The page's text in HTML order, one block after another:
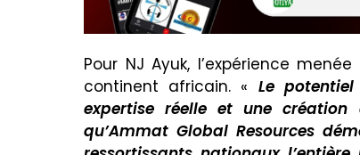
Pour NJ Ayuk, l’expérience
continent africain. « Le
expertise réelle et une création
qu’Ammat Global Resources